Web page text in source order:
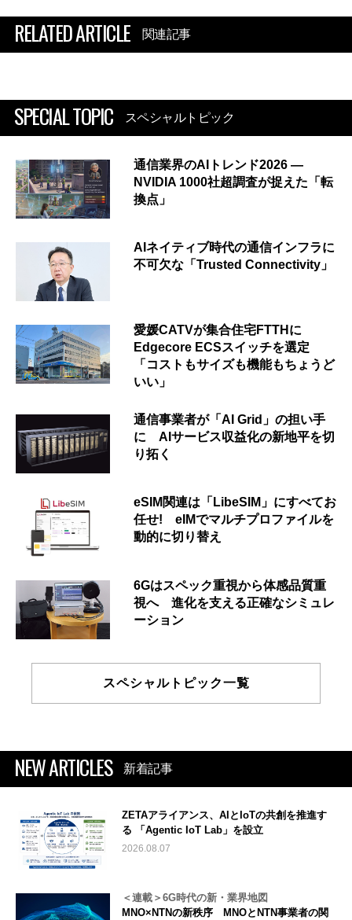
RELATED ARTICLE 関連記事
SPECIAL TOPIC スペシャルトピック
通信業界のAIトレンド2026 ―
NVIDIA 1000社超調査が捉えた「転
換点」
AIネイティブ時代の通信インフラに
不可欠な「Trusted Connectivity」
愛媛CATVが集合住宅FTTHに
Edgecore ECSスイッチを選定
「コストもサイズも機能もちょうど
いい」
通信事業者が「AI Grid」の担い手
に AIサービス収益化の新地平を切
り拓く
eSIM関連は「LibeSIM」にすべてお
任せ! eIMでマルチプロファイルを
動的に切り替え
6Gはスペック重視から体感品質重
視へ 進化を支える正確なシミュレ
ーション
スペシャルトピック一覧
NEW ARTICLES 新着記事
ZETAアライアンス、AIとIoTの共創を推進す
る 「Agentic IoT Lab」を設立
2026.08.07
＜連載＞6G時代の新・業界地図
MNO×NTNの新秩序 MNOとNTN事業者の関